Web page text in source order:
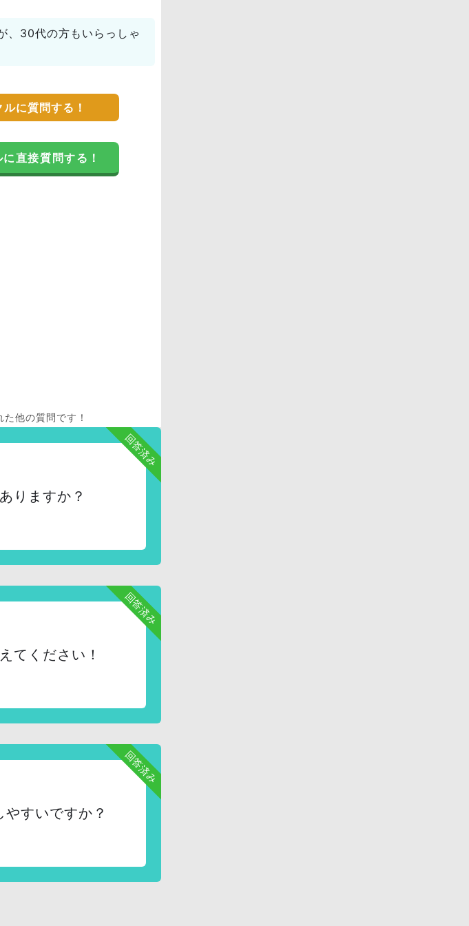
、30代の方もいらっしゃ
に質問する！
直接質問する！
他の質問です！
回答済み
りますか？
回答済み
てください！
回答済み
やすいですか？